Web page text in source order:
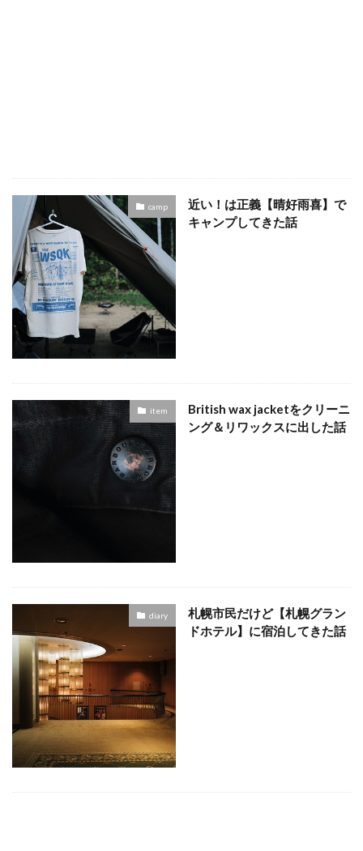
camp
近い！は正義【晴好雨喜】で
キャンプしてきた話
item
British wax jacketをクリーニ
ング＆リワックスに出した話
diary
札幌市民だけど【札幌グラン
ドホテル】に宿泊してきた話